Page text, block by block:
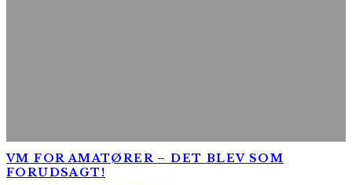
VM FOR AMATØRER – DET BLEV SOM
FORUDSAGT!